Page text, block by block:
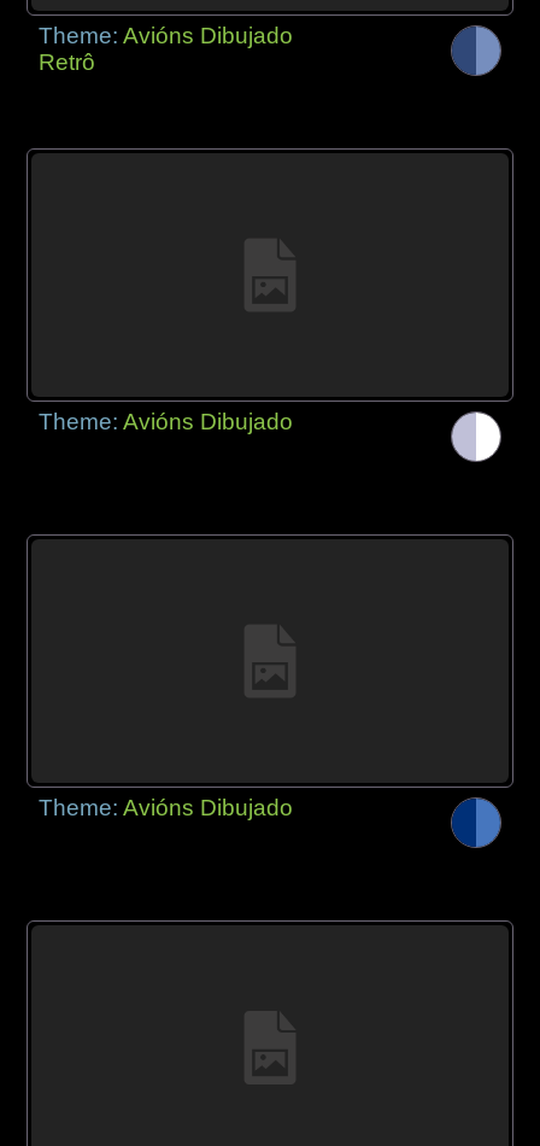
Theme:Avións Dibujado
Retrô
Theme:Avións Dibujado
Theme:Avións Dibujado